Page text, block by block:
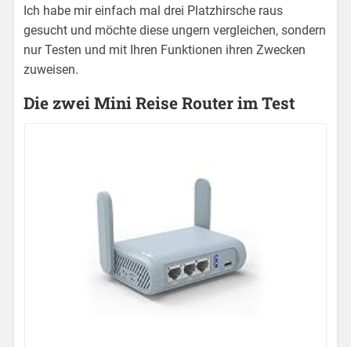
Ich habe mir einfach mal drei Platzhirsche raus
gesucht und möchte diese ungern vergleichen, sondern
nur Testen und mit Ihren Funktionen ihren Zwecken
zuweisen.
Die zwei Mini Reise Router im Test